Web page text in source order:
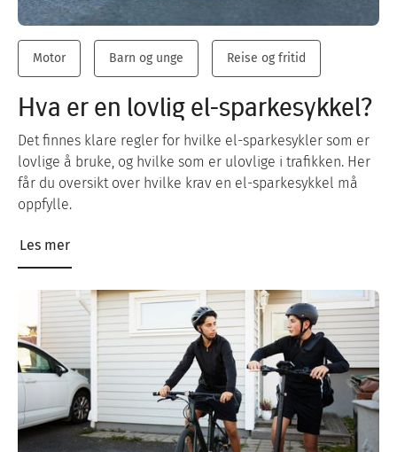
Motor Barn og unge Reise og fritid
Hva er en lovlig el-sparkesykkel?
Det finnes klare regler for hvilke el-sparkesykler som er
lovlige å bruke, og hvilke som er ulovlige i trafikken. Her
får du oversikt over hvilke krav en el-sparkesykkel må
oppfylle.
Les mer